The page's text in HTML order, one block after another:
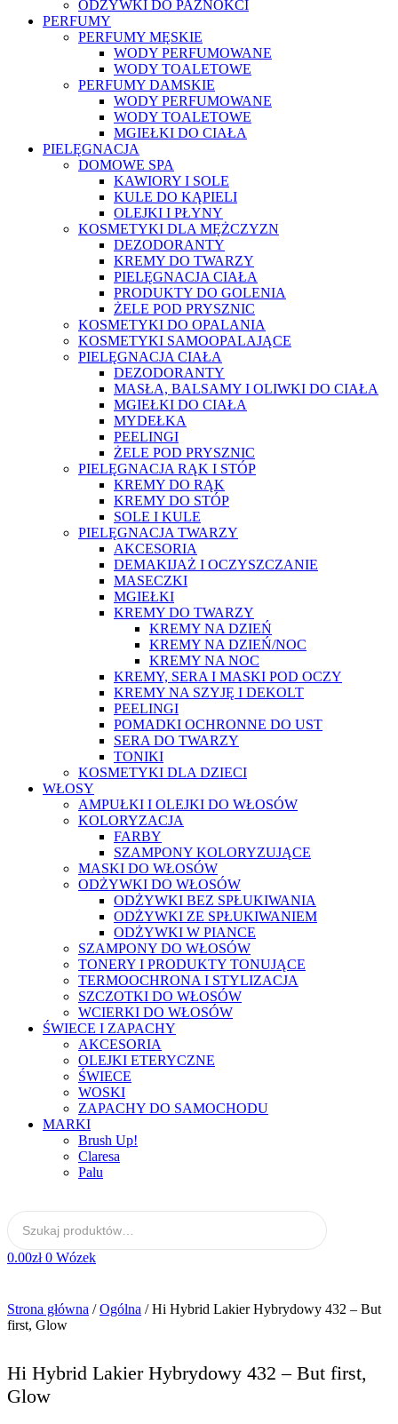
ODŻYWKI DO PAZNOKCI
PERFUMY
PERFUMY MĘSKIE
WODY PERFUMOWANE
WODY TOALETOWE
PERFUMY DAMSKIE
WODY PERFUMOWANE
WODY TOALETOWE
MGIEŁKI DO CIAŁA
PIELĘGNACJA
DOMOWE SPA
KAWIORY I SOLE
KULE DO KĄPIELI
OLEJKI I PŁYNY
KOSMETYKI DLA MĘŻCZYZN
DEZODORANTY
KREMY DO TWARZY
PIELĘGNACJA CIAŁA
PRODUKTY DO GOLENIA
ŻELE POD PRYSZNIC
KOSMETYKI DO OPALANIA
KOSMETYKI SAMOOPALAJĄCE
PIELĘGNACJA CIAŁA
DEZODORANTY
MASŁA, BALSAMY I OLIWKI DO CIAŁA
MGIEŁKI DO CIAŁA
MYDEŁKA
PEELINGI
ŻELE POD PRYSZNIC
PIELĘGNACJA RĄK I STÓP
KREMY DO RĄK
KREMY DO STÓP
SOLE I KULE
PIELĘGNACJA TWARZY
AKCESORIA
DEMAKIJAŻ I OCZYSZCZANIE
MASECZKI
MGIEŁKI
KREMY DO TWARZY
KREMY NA DZIEŃ
KREMY NA DZIEŃ/NOC
KREMY NA NOC
KREMY, SERA I MASKI POD OCZY
KREMY NA SZYJĘ I DEKOLT
PEELINGI
POMADKI OCHRONNE DO UST
SERA DO TWARZY
TONIKI
KOSMETYKI DLA DZIECI
WŁOSY
AMPUŁKI I OLEJKI DO WŁOSÓW
KOLORYZACJA
FARBY
SZAMPONY KOLORYZUJĄCE
MASKI DO WŁOSÓW
ODŻYWKI DO WŁOSÓW
ODŻYWKI BEZ SPŁUKIWANIA
ODŻYWKI ZE SPŁUKIWANIEM
ODŻYWKI W PIANCE
SZAMPONY DO WŁOSÓW
TONERY I PRODUKTY TONUJĄCE
TERMOOCHRONA I STYLIZACJA
SZCZOTKI DO WŁOSÓW
WCIERKI DO WŁOSÓW
ŚWIECE I ZAPACHY
AKCESORIA
OLEJKI ETERYCZNE
ŚWIECE
WOSKI
ZAPACHY DO SAMOCHODU
MARKI
Brush Up!
Claresa
Palu
0.00zł 0 Wózek
Strona główna /Ogólna / Hi Hybrid Lakier Hybrydowy 432 – But
first, Glow
Hi Hybrid Lakier Hybrydowy 432 – But first,
Glow